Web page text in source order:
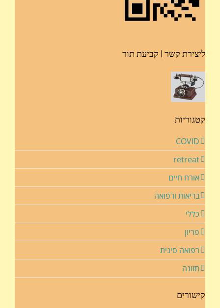
ליצירת קשר | קביעת תור
קטגוריות
COVID
retreat
אורח חיים
בריאות ורפואה
כללי
פריון
רפואה סינית
תזונה
קישורים